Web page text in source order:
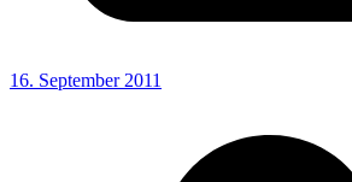
16. September 2011